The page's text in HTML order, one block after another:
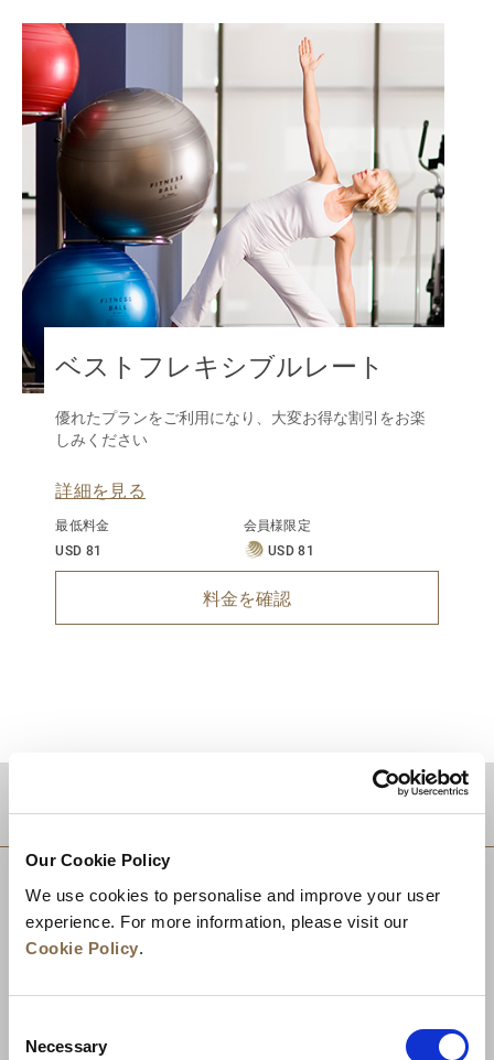
Our Cookie Policy
We use cookies to personalise and improve your user
experience. For more information, please visit our
Cookie Policy.
Selection
Necessary
ベストフレキシブルレート
優れたプランをご利用になり、大変お得な割引をお楽
しみください
詳細を見る
最低料金
USD 81
会員様限定
USD 81
料金を確認